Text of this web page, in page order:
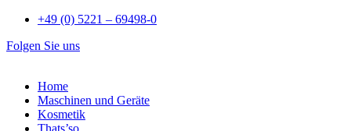
+49 (0) 5221 – 69498-0
Folgen Sie uns
Home
Maschinen und Geräte
Kosmetik
Thats’so